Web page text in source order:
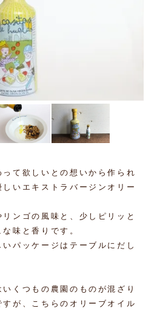
て欲しいとの想いから作られ
いエキストラバージンオリー
ンゴの風味と、少しピリッと
味と香りです。
パッケージはテーブルにだし
くつもの農園のものが混ざり
が、こちらのオリーブオイル